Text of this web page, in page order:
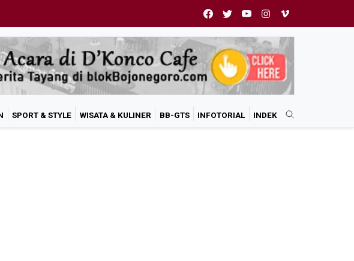
SPORT & STYLE WISATA & KULINER BB-GTS INFOTORIAL INDEK